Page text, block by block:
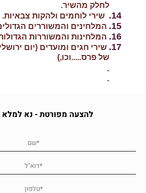
לחלק מהשיר.
14. שירי לוחמים ולהקות צבאיות.
15. המלחינים והמשוררים
16. המלחינות והמשוררות
17.
שירי חגים ומועדים (יום
של פרס.....וכו,)
להצעה מפורטת - נא למלא